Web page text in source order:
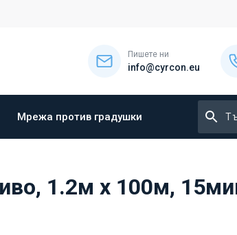
Пишете ни
info@cyrcon.eu
Мрежа против градушки
1.2м х 100м,